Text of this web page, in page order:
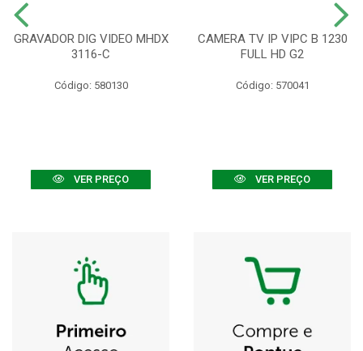
GRAVADOR DIG VIDEO MHDX
3116-C
Código: 580130
VER PREÇO
CAMERA TV IP VIPC B 1230
FULL HD G2
Código: 570041
VER PREÇO